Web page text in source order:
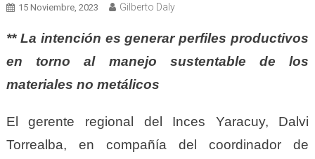
15 Noviembre, 2023 Gilberto Daly
** La intención es generar perfiles productivos
en torno al manejo sustentable de los
materiales no metálicos
El gerente regional del Inces Yaracuy, Dalvi
Torrealba, en compañía del coordinador de